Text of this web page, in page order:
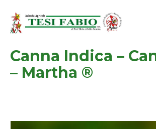
Canna Indica –
– Martha ®